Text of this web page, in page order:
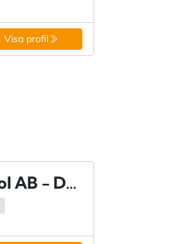
Visa profil
Duroc Machine Tool AB - Danderyd